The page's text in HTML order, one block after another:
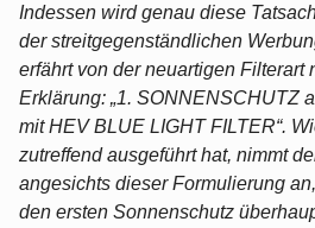
Indessen wird genau diese
der streitgegenständlichen
erfährt von der neuartigen Filterart
Erklärung: „1. SONNENSCHUTZ
mit HEV BLUE LIGHT FILTER“.
zutreffend ausgeführt hat, nimmt
angesichts dieser Formulierung
den ersten Sonnenschutz